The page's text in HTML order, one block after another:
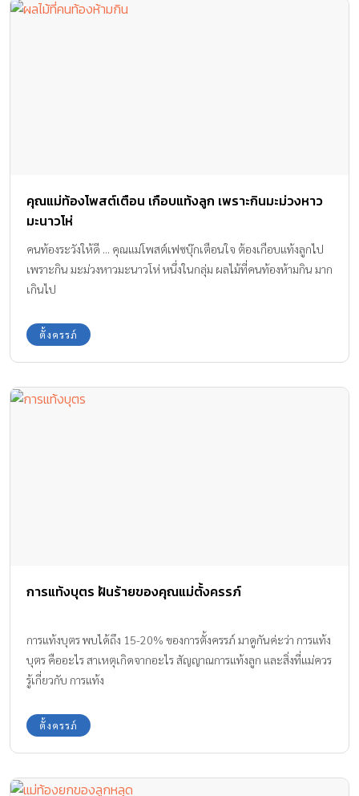
คุณแม่ท้องโพสต์เตือน เกือบแท้งลูก เพราะกินมะม่วงหาว
มะนาวโห่
คนท้องระวังให้ดี ... คุณแม่โพสต์เฟซบุ๊กเตือนใจ ต้องเกือบแท้งลูกไป
เพราะกิน มะม่วงหาวมะนาวโห่ หนึ่งในกลุ่ม ผลไม้ที่คนท้องห้ามกิน มาก
เกินไป
ตั้งครรภ์
การแท้งบุตร ฝันร้ายของคุณแม่ตั้งครรภ์
การแท้งบุตร พบได้ถึง 15-20% ของการตั้งครรภ์ มาดูกันค่ะว่า การแท้ง
บุตร คืออะไร สาเหตุเกิดจากอะไร สัญญาณการแท้งลูก และสิ่งที่แม่ควร
รู้เกี่ยวกับ การแท้ง
ตั้งครรภ์